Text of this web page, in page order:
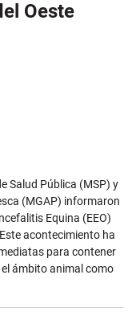
Oeste
Salud Pública (MSP) y
(MGAP) informaron
Equina (EEO)
acontecimiento ha
para contener
ámbito animal como